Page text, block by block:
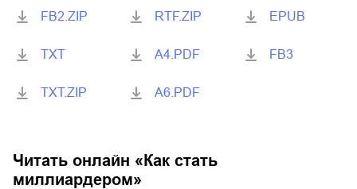
FB2.ZIP
TXT
TXT.ZIP
RTF.ZIP
A4.PDF
A6.PDF
EPUB
FB3
Читать онлайн « Как стать
миллиардером»